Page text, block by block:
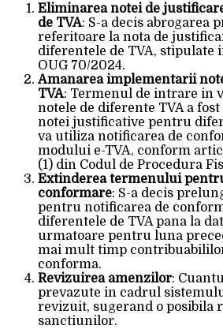
Eliminarea notei de
de TVA: S-a decis abrogarea
referitoare la nota de
diferentele de TVA, stipulate
OUG 70/2024.
Amanarea implementarii
TVA: Termenul de intrare in
notele de diferente TVA a
notei justificative pentru
va utiliza notificarea de
modului e-TVA, conform
(1) din Codul de Procedura
Extinderea termenului
conformare: S-a decis
pentru notificarea de
diferentele de TVA pana la
urmatoare pentru luna
mai mult timp
conforma.
Revizuirea amenzilor:
prevazute in cadrul
revizuit, sugerand o posibila
sanctiunilor.